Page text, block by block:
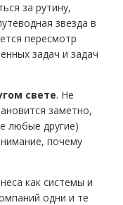
за рутину,
звезда в
пересмотр
задач и задач
свете. Не
заметно,
любые другие)
почему
как системы и
одни и те